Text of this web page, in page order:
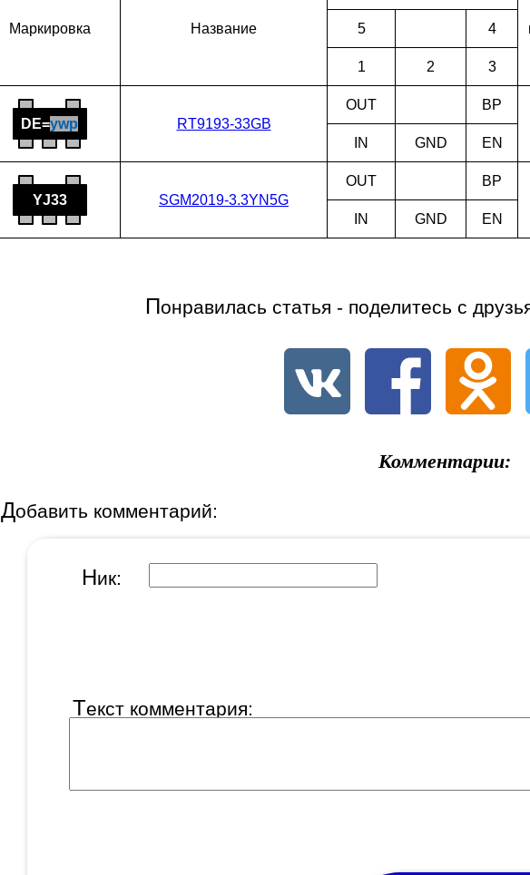
Мар­ки­ров­ка Наз­ва­ние
5
4
1 2 3
DE=ywp RT9193-33GB
OUT
BP
IN
GND EN
YJ33 SGM2019-3.3YN5G
OUT
BP
IN
GND EN
Понравилась статья - поделитесь с
Комментарии:
Добавить комментарий:
Ник:
Текст комментария: